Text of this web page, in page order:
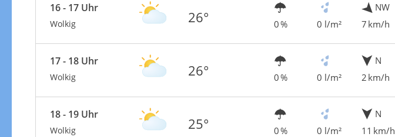
16 - 17 Uhr
Wolkig 26° 0 % 0 l/m²
NW
7 km/h
17 - 18 Uhr
Wolkig 26° 0 % 0 l/m²
N
2 km/h
18 - 19 Uhr
Wolkig 25° 0 % 0 l/m²
N
11 km/h